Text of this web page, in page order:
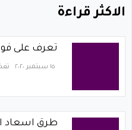
الاكثر قراءة
تعرف على
١٥ سبتمبر ٢٠٢٠
طرق اسعاد